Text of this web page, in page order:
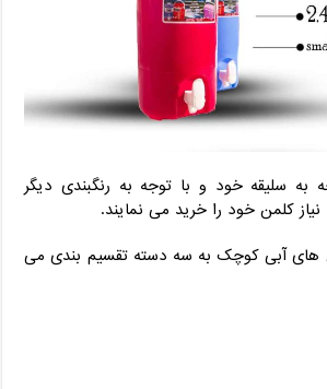
به سلیقه خود و با توجه به رنگبندی دیگر
کلمن خود را خرید می نمایند.
های آبی کوچک به سه دسته تقسیم بندی می